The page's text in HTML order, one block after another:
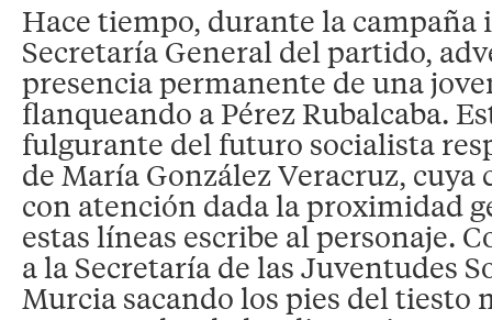
Hace tiempo, durante la campaña
Secretaría General del partido,
presencia permanente de una
flanqueando a Pérez Rubalcaba.
fulgurante del futuro socialista
de María González Veracruz, cuya
con atención dada la proximidad
estas líneas escribe al personaje.
a la Secretaría de las Juventudes
Murcia sacando los pies del tiesto